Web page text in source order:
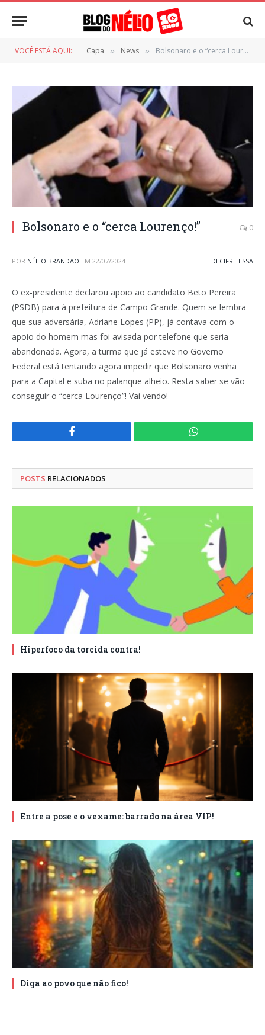
VOCÊ ESTÁ AQUI: Capa » News » Bolsonaro e o “cerca Lourenço!”
Bolsonaro e o “cerca Lourenço!” 0
POR NÉLIO BRANDÃO EM 22/07/2024 DECIFRE ESSA
O ex-presidente declarou apoio ao candidato Beto Pereira
(PSDB) para à prefeitura de Campo Grande. Quem se lembra
que sua adversária, Adriane Lopes (PP), já contava com o
apoio do homem mas foi avisada por telefone que seria
abandonada. Agora, a turma que já esteve no Governo
Federal está tentando agora impedir que Bolsonaro venha
para a Capital e suba no palanque alheio. Resta saber se vão
conseguir o “cerca Lourenço”! Vai vendo!
Facebook WhatsApp
POSTS RELACIONADOS
Hiperfoco da torcida contra!
Entre a pose e o vexame: barrado na área VIP!
Diga ao povo que não fico!